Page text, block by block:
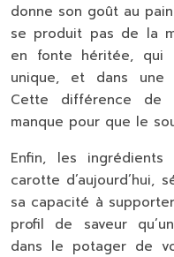
donne son goût au
se produit pas de la
en fonte héritée, qui
unique, et dans une
Cette différence
manque pour que le
Enfin, les ingrédients
carotte d’aujourd’hui,
sa capacité à
profil de saveur
dans le potager de